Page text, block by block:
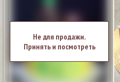
Не для продажи.
Принять и посмотреть